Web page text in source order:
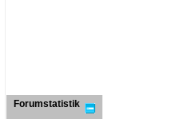
Forumstatistik